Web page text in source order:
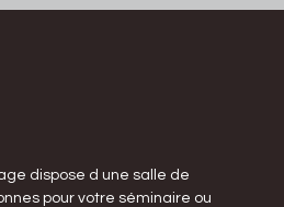
dispose d une salle de
pour votre séminaire ou